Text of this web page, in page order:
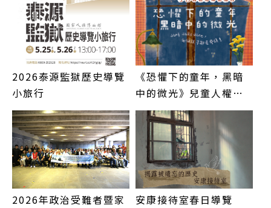
2026泰源監獄歷史導覽
小旅行
《恐懼下的童年，黑暗
中的微光》兒童人權學
習基地主題系列活動
2026年政治受難者暨家
安康接待室春日導覽